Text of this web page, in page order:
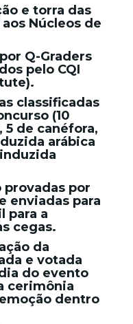
e torra das
Núcleos de
Q-Graders
pelo CQI
classificadas
(10
5 de canéfora,
arábica
provadas por
enviadas para
para a
cegas.
da
e votada
do evento
cerimônia
dentro